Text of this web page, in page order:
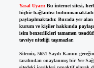
Yasal Uyarı: Bu internet sitesi,
hiçbir bağlantısı
paylaşılmaktadır. Burada yer
kurum ve kişiler hakkında
isim benzerlikleri tamamen
tavsiye niteliği taşımazlar.
Sitemiz, 5651 Sayılı Kanun
tarafından onaylanmış bir Yer